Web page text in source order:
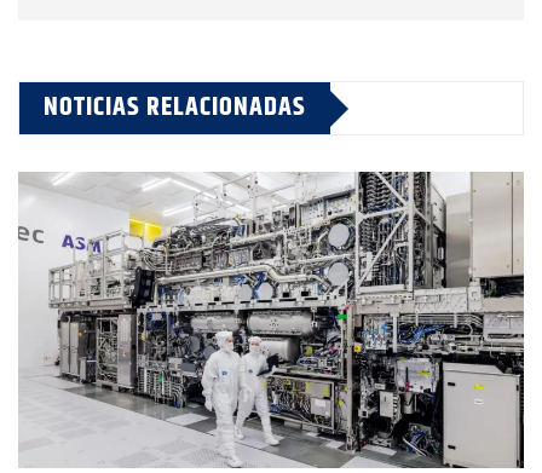
NOTICIAS RELACIONADAS